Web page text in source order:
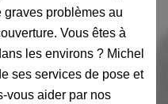
graves problèmes au
Vous êtes à
les environs ? Michel
ses services de pose et
vous aider par nos